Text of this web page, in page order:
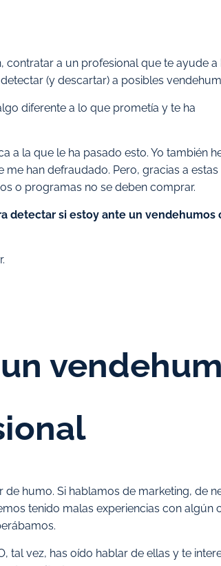
a un profesional que te ayude a
(y descartar) a posibles
diferente a lo que prometía y te ha
a la que le ha pasado esto. Yo también
han defraudado. Pero, gracias a estas
o programas no se deben comprar.
detectar si estoy ante un vendehumos
humo. Si hablamos de marketing, de
tenido malas experiencias con algún
tal vez, has oído hablar de ellas y te